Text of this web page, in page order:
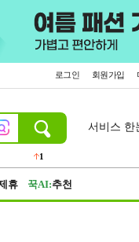
로그인 회원가입
1
서비스 한
휴 꾹AI:추천